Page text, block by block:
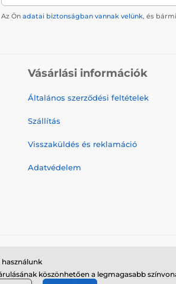
Az Ön adatai biztonságban vannak velünk, és
Vásárlási információk
Általános szerződési feltételek
Szállítás
Visszaküldés és reklamáció
Adatvédelem
szolgáltatónk a
köszönhetően a legmagasabb